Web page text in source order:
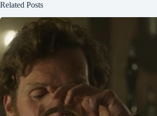
Related Posts